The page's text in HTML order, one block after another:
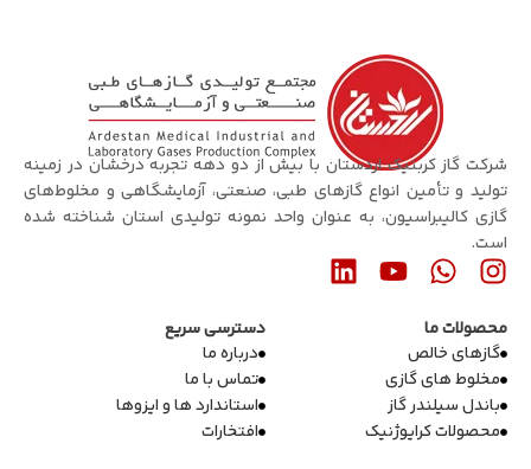
شرکت گاز کربنیک اردستان با بیش از دو دهه تجربه درخشان در زمینه
تولید و تأمین انواع گازهای طبی، صنعتی، آزمایشگاهی و مخلوط‌های
گازی کالیبراسیون، به عنوان واحد نمونه تولیدی استان شناخته شده
است.
محصولات ما
گازهای خالص
مخلوط های گازی
باندل سیلندر گاز
محصولات کرایوژنیک
دسترسی سریع
درباره ما
تماس با ما
استاندارد ها و ایزوها
افتخارات